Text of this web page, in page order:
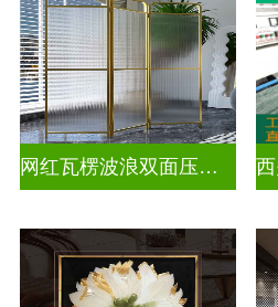
网红瓦楞波浪双面压花玻璃